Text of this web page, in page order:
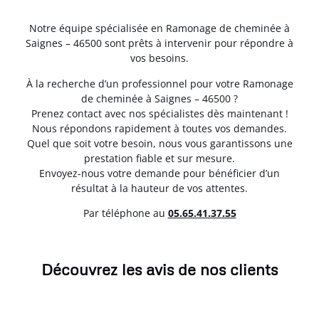
Notre équipe spécialisée en Ramonage de cheminée à
Saignes – 46500 sont prêts à intervenir pour répondre à
vos besoins.
À la recherche d’un professionnel pour votre Ramonage
de cheminée à Saignes – 46500 ?
Prenez contact avec nos spécialistes dès maintenant !
Nous répondons rapidement à toutes vos demandes.
Quel que soit votre besoin, nous vous garantissons une
prestation fiable et sur mesure.
Envoyez-nous votre demande pour bénéficier d’un
résultat à la hauteur de vos attentes.
Par téléphone au 05.65.41.37.55
Découvrez les avis de nos clients